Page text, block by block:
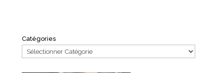
Catégories